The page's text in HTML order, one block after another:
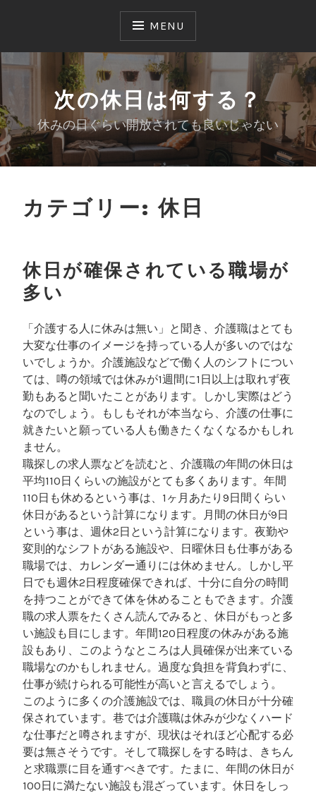
MENU
次の休日は何する？
休みの日ぐらい開放されても良いじゃない
カテゴリー:休日
休日が確保されている職場が
多い
「介護する人に休みは無い」と聞き、介護職はとても
大変な仕事のイメージを持っている人が多いのではな
いでしょうか。介護施設などで働く人のシフトについ
ては、噂の領域では休みが1週間に1日以上は取れず夜
勤もあると聞いたことがあります。しかし実際はどう
なのでしょう。もしもそれが本当なら、介護の仕事に
就きたいと願っている人も働きたくなくなるかもしれ
ません。
職探しの求人票などを読むと、介護職の年間の休日は
平均110日くらいの施設がとても多くあります。年間
110日も休めるという事は、1ヶ月あたり9日間くらい
休日があるという計算になります。月間の休日が9日
という事は、週休2日という計算になります。夜勤や
変則的なシフトがある施設や、日曜休日も仕事がある
職場では、カレンダー通りには休めません。しかし平
日でも週休2日程度確保できれば、十分に自分の時間
を持つことができて体を休めることもできます。介護
職の求人票をたくさん読んでみると、休日がもっと多
い施設も目にします。年間120日程度の休みがある施
設もあり、このようなところは人員確保が出来ている
職場なのかもしれません。過度な負担を背負わずに、
仕事が続けられる可能性が高いと言えるでしょう。
このように多くの介護施設では、職員の休日が十分確
保されています。巷では介護職は休みが少なくハード
な仕事だと噂されますが、現状はそれほど心配する必
要は無さそうです。そして職探しをする時は、きちん
と求職票に目を通すべきです。たまに、年間の休日が
100日に満たない施設も混ざっています。休日をしっ